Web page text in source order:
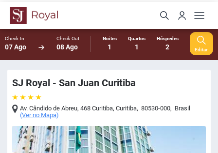
Check-In
07 Ago
Check-Out
08 Ago
Noites
1
Quartos
1
Hóspedes
2 Editar
SJ Royal - San Juan Curitiba
Av. Cândido de Abreu, 468 Curitiba,Curitiba, 80530-000, Brasil
(Ver no Mapa)